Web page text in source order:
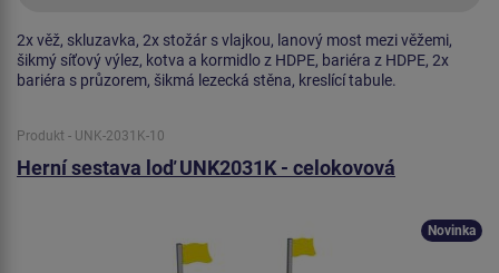
2x věž, skluzavka, 2x stožár s vlajkou, lanový most mezi věžemi,
šikmý síťový výlez, kotva a kormidlo z HDPE, bariéra z HDPE, 2x
bariéra s průzorem, šikmá lezecká stěna, kreslící tabule.
Produkt - UNK-2031K-10
Herní sestava loď UNK2031K - celokovová
Novinka